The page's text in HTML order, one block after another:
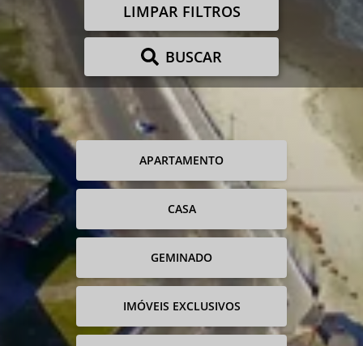
LIMPAR FILTROS
BUSCAR
APARTAMENTO
CASA
GEMINADO
IMÓVEIS EXCLUSIVOS